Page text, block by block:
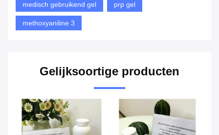
medisch gebruikend gel prp gel
methoxyaniline 3
Gelijksoortige producten